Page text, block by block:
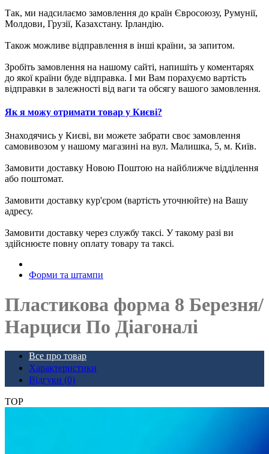
Так, ми надсилаємо замовлення до країн Євросоюзу, Румунії,
Молдови, Грузії, Казахстану. Ірландію.
Також можливе відправлення в інші країни, за запитом.
Зробіть замовлення на нашому сайті, напишіть у коментарях
до якої країни буде відправка. І ми Вам порахуємо вартість
відправки в залежності від ваги та обсягу вашого замовлення.
Як я можу отримати товар у Києві?
Знаходячись у Києві, ви можете забрати своє замовлення
самовивозом у нашому магазині на вул. Малишка, 5, м. Київ.
Замовити доставку Новою Поштою на найближче відділення
або поштомат.
Замовити доставку кур'єром (вартість уточнюйте) на Вашу
адресу.
Замовити доставку через службу таксі. У такому разі ви
здійснюєте повну оплату товару та таксі.
Форми та штампи
Пластикова форма 8 Березня/
Нарциси По Діагоналі
Все про товар
Характеристики
Відгуки (0)
TOP